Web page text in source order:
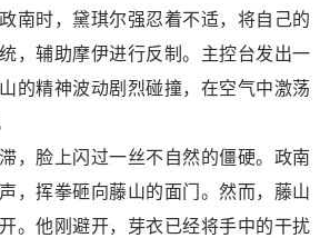
南时，黛琪尔强忍着不适，将自己的
，辅助摩伊进行反制。主控台发出一
的精神波动剧烈碰撞，在空气中激荡
，脸上闪过一丝不自然的僵硬。政南
，挥拳砸向藤山的面门。然而，藤山
。他刚避开，芽衣已经将手中的干扰